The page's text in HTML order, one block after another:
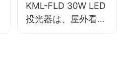
KML-FLD 30W LED
投光器は、屋外看板
や大型看板照明用と